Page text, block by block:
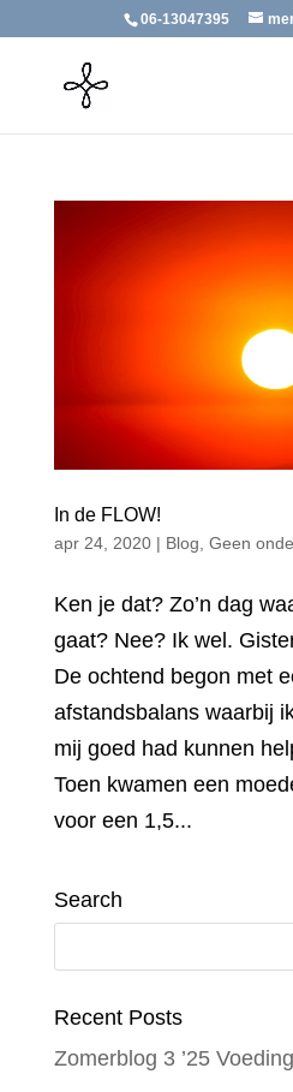
06-13047395
In de FLOW!
apr 24, 2020| Blog Geen
Ken je dat? Zo’n dag
gaat? Nee? Ik wel.
De ochtend begon met
afstandsbalans waarbij
mij goed had kunnen
Toen kwamen een
voor een 1,5...
Search
Recent Posts
Zomerblog 3 ’25 Voeding